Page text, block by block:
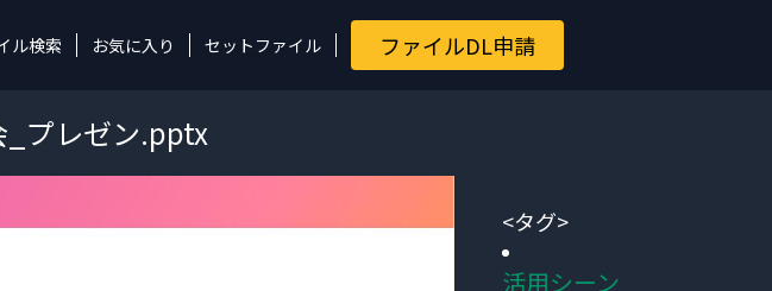
ル検索 お気に入り セットファイル ファイルDL申請
_プレゼン.pptx
<タグ>
活用シーン